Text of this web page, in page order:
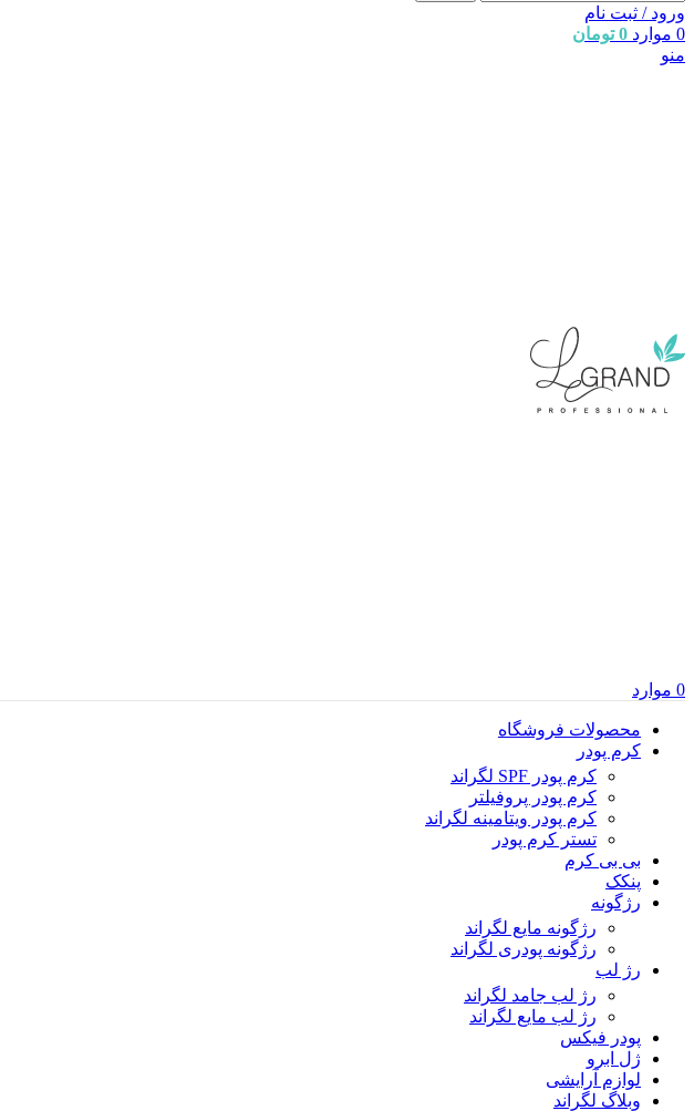
ورود / ثبت نام
0 موارد 0 تومان
منو
0 موارد
محصولات فروشگاه
کرم پودر
کرم پودر SPF لگراند
کرم پودر پروفیلتر
کرم پودر ویتامینه لگراند
تستر کرم پودر
بی بی کرم
پنکک
رژگونه
رژگونه مایع لگراند
رژگونه پودری لگراند
رژ لب
رژ لب جامد لگراند
رژ لب مایع لگراند
پودر فیکس
ژل ابرو
لوازم آرایشی
وبلاگ لگراند